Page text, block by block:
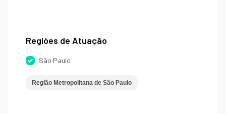
Regiões de Atuação
São Paulo
Região Metropolitana de São Paulo